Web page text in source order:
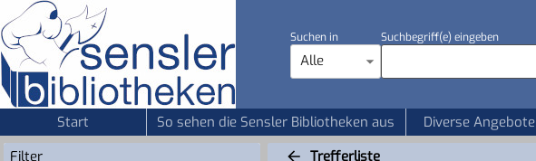
Suchen in
Alle
Suchbegriff(e) eingeben
Start So sehen die Sensler Bibliotheken aus Diverse Angebote
Filter
Trefferliste